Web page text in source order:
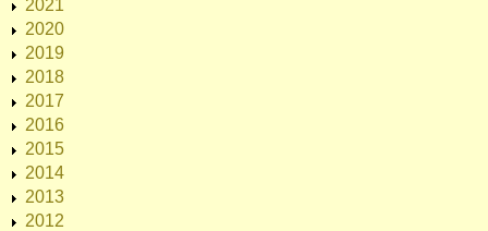
2021
2020
2019
2018
2017
2016
2015
2014
2013
2012